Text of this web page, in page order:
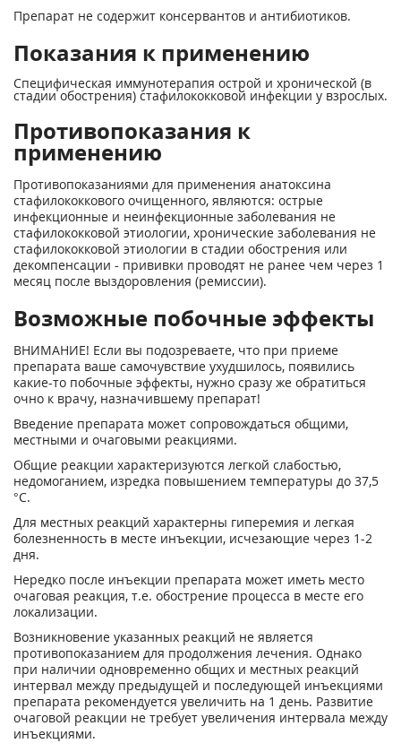
Препарат не содержит консервантов и антибиотиков.
Показания к применению
Специфическая иммунотерапия острой и хронической (в
стадии обострения) стафилококковой инфекции у взрослых.
Противопоказания к
применению
Противопоказаниями для применения анатоксина
стафилококкового очищенного, являются: острые
инфекционные и неинфек­ционные заболевания не
стафилококковой этиологии, хронические заболева­ния не
стафилококковой этиологии в стадии обострения или
декомпенсации - прививки проводят не ранее чем через 1
месяц после выздоровления (ремиссии).
Возможные побочные эффекты
ВНИМАНИЕ! Если вы подозреваете, что при приеме
препарата ваше самочувствие ухудшилось, появились
какие-то побочные эффекты, нужно сразу же обратиться
очно к врачу, назначившему препарат!
Введение препарата может сопровождаться общими,
местными и очаговыми реакциями.
Общие реакции характеризуются легкой слабостью,
недомоганием, изредка повышением температуры до 37,5
°С.
Для местных реакций характерны гиперемия и легкая
болезненность в месте инъекции, исчезающие через 1-2
дня.
Нередко после инъекции препарата может иметь место
очаговая реакция, т.е. обострение процесса в месте его
локализации.
Возникновение указанных реакций не является
противопоказанием для продолжения лечения. Однако
при наличии одновременно общих и местных реакций
интервал между предыдущей и последующей инъекциями
препарата рекомендуется увеличить на 1 день. Развитие
очаговой реакции не требует увеличения интервала между
инъекциями.